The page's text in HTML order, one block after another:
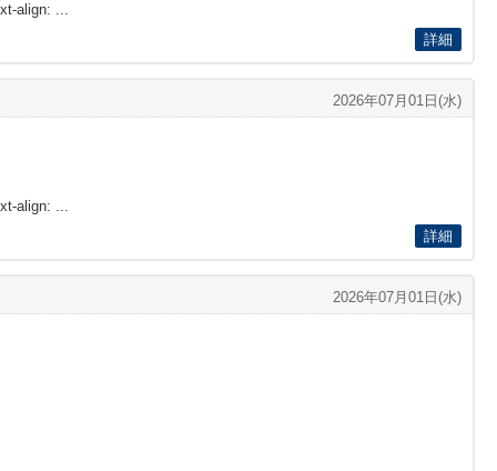
align: ...
詳細
2026年07月01日(水)
align: ...
詳細
2026年07月01日(水)